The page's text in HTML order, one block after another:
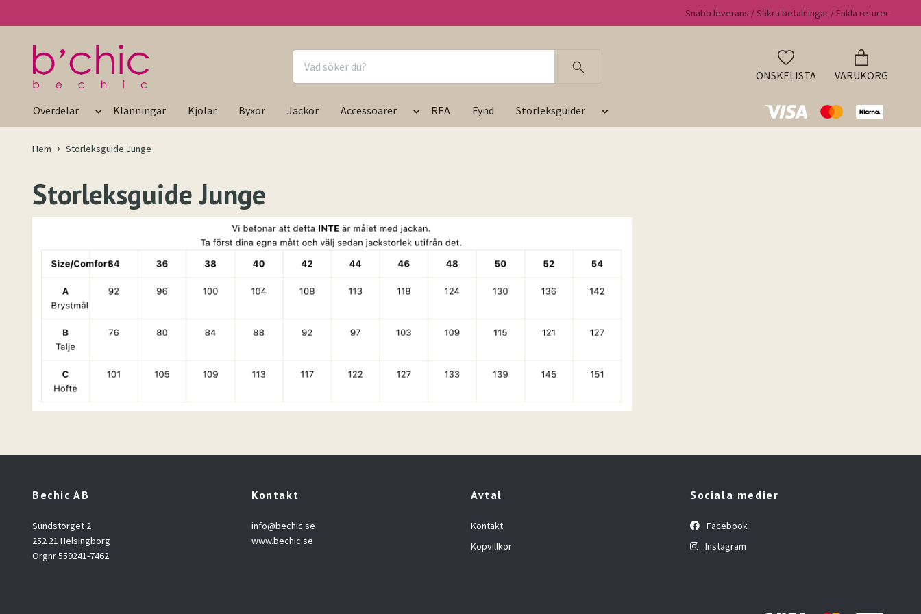
Snabb leverans / Säkra betalningar / Enkla returer
ÖNSKELISTA VARUKORG
Överdelar Klänningar Kjolar Byxor Jackor Accessoarer REA Fynd Storleksguider
Hem Storleksguide Junge
Storleksguide Junge
Bechic AB
Sundstorget 2
252 21 Helsingborg
Orgnr 559241-7462
Kontakt
info@bechic.se
www.bechic.se
Avtal
Kontakt
Köpvillkor
Sociala medier
Facebook
Instagram